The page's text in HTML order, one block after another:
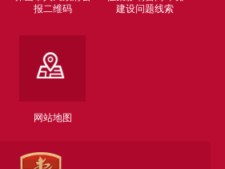
报二维码
建设问题线索
网站地图